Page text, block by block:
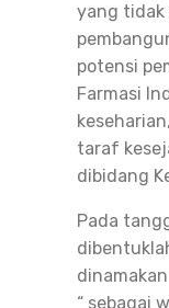
yang tidak
potensi
Farmasi
taraf
dibidang
Pada
“ sebagai